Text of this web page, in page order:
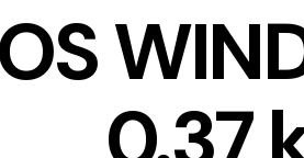
Ventilación